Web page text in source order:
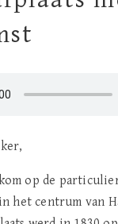
op de
het centrum van